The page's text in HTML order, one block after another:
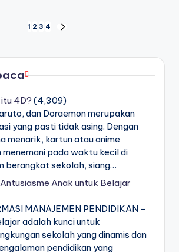
1 2 3 4
4D? (4,309)
dan Doraemon merupakan
yang pasti tidak asing. Dengan
menarik, kartun atau anime
pada waktu kecil di
berangkat sekolah, siang…
Anak untuk Belajar
MANAJEMEN PENDIDIKAN -
adalah kunci untuk
sekolah yang dinamis dan
pendidikan yang